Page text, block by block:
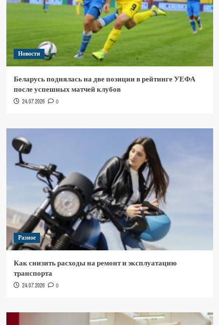
Новости
Беларусь поднялась на две позиции в рейтинге УЕФА
после успешных матчей клубов
24.07.2026 0
Разное
Как снизить расходы на ремонт и эксплуатацию
транспорта
24.07.2026 0